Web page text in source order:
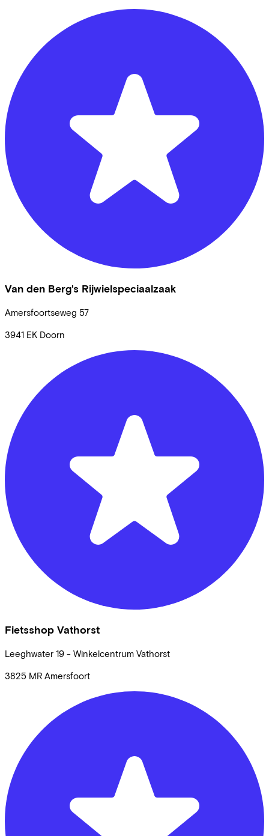
Van den Berg's Rijwielspeciaalzaak
Amersfoortseweg 57
3941 EK Doorn
Fietsshop Vathorst
Leeghwater 19 - Winkelcentrum Vathorst
3825 MR Amersfoort